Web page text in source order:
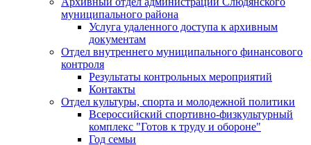
муниципального района
Услуга удаленного доступа к архивным
документам
Отдел внутреннего муниципального финансового
контроля
Результаты контрольных мероприятий
Контакты
Отдел культуры, спорта и молодежной политики
Всероссийский спортивно-физкультурный
комплекс "Готов к труду и обороне"
Год семьи